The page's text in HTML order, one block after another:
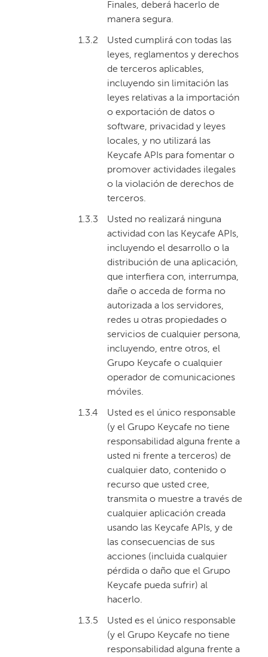
Finales, deberá hacerlo de
manera segura.
1.3.2
Usted cumplirá con todas las
leyes, reglamentos y derechos
de terceros aplicables,
incluyendo sin limitación las
leyes relativas a la importación
o exportación de datos o
software, privacidad y leyes
locales, y no utilizará las
Keycafe APIs para fomentar o
promover actividades ilegales
o la violación de derechos de
terceros.
1.3.3
Usted no realizará ninguna
actividad con las Keycafe APIs,
incluyendo el desarrollo o la
distribución de una aplicación,
que interfiera con, interrumpa,
dañe o acceda de forma no
autorizada a los servidores,
redes u otras propiedades o
servicios de cualquier persona,
incluyendo, entre otros, el
Grupo Keycafe o cualquier
operador de comunicaciones
móviles.
1.3.4
Usted es el único responsable
(y el Grupo Keycafe no tiene
responsabilidad alguna frente a
usted ni frente a terceros) de
cualquier dato, contenido o
recurso que usted cree,
transmita o muestre a través de
cualquier aplicación creada
usando las Keycafe APIs, y de
las consecuencias de sus
acciones (incluida cualquier
pérdida o daño que el Grupo
Keycafe pueda sufrir) al
hacerlo.
1.3.5
Usted es el único responsable
(y el Grupo Keycafe no tiene
responsabilidad alguna frente a